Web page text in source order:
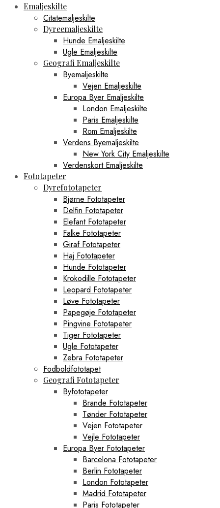
Emaljeskilte
Citatemaljeskilte
Dyreemaljeskilte
Hunde Emaljeskilte
Ugle Emaljeskilte
Geografi Emaljeskilte
Byemaljeskilte
Vejen Emaljeskilte
Europa Byer Emaljeskilte
London Emaljeskilte
Paris Emaljeskilte
Rom Emaljeskilte
Verdens Byemaljeskilte
New York City Emaljeskilte
Verdenskort Emaljeskilte
Fototapeter
Dyrefototapeter
Bjørne Fototapeter
Delfin Fototapeter
Elefant Fototapeter
Falke Fototapeter
Giraf Fototapeter
Haj Fototapeter
Hunde Fototapeter
Krokodille Fototapeter
Leopard Fototapeter
Løve Fototapeter
Papegøje Fototapeter
Pingvine Fototapeter
Tiger Fototapeter
Ugle Fototapeter
Zebra Fototapeter
Fodboldfototapet
Geografi Fototapeter
Byfototapeter
Brande Fototapeter
Tønder Fototapeter
Vejen Fototapeter
Vejle Fototapeter
Europa Byer Fototapeter
Barcelona Fototapeter
Berlin Fototapeter
London Fototapeter
Madrid Fototapeter
Paris Fototapeter